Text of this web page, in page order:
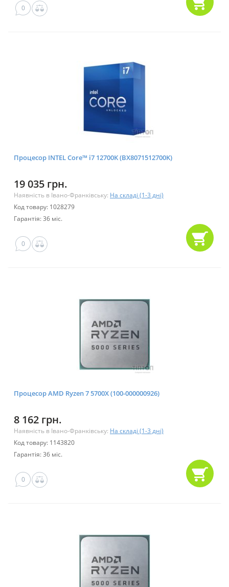
0
Процесор INTEL Core™ i7 12700K (BX8071512700K)
19 035 грн.
Наявність в Івано-Франківську: На складі (1-3 дні)
Код товару: 1028279
Гарантія: 36 міс.
0
Процесор AMD Ryzen 7 5700X (100-000000926)
8 162 грн.
Наявність в Івано-Франківську: На складі (1-3 дні)
Код товару: 1143820
Гарантія: 36 міс.
0